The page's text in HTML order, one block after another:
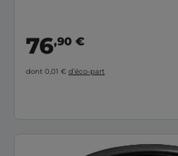
76,90 €
dont 0,01 € d’éco-part